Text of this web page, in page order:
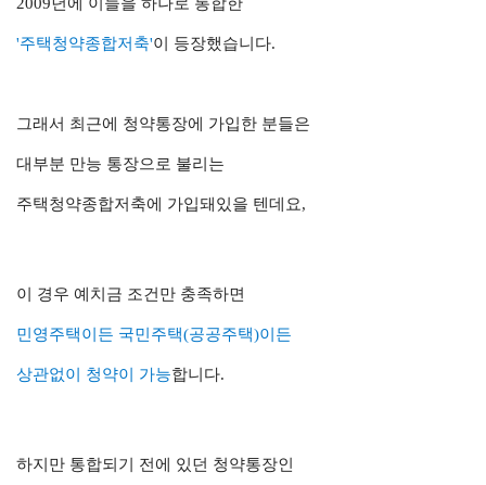
'주택청약종합저축'이 등장했습니다.
그래서 최근에 청약통장에 가입한 분들은
대부분 만능 통장으로 불리는
주택청약종합저축에 가입돼있을 텐데요,
이 경우 예치금 조건만 충족하면
민영주택이든 국민주택(공공주택)이든
상관없이 청약이 가능합니다.
하지만 통합되기 전에 있던 청약통장인